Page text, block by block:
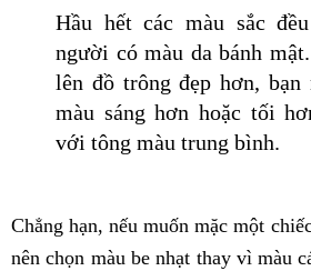
Hầu hết các màu sắc
người có màu da bánh
lên đồ trông đẹp hơn, bạn
màu sáng hơn hoặc tối
với tông màu trung bình.
Chẳng hạn, nếu muốn mặc một
nên chọn màu be nhạt thay vì màu